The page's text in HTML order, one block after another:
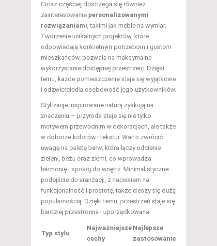
Coraz częściej dostrzega się również
zainteresowanie personalizowanymi
rozwiązaniami, takimi jak meble na wymiar.
Tworzenie unikalnych projektów, które
odpowiadają konkretnym potrzebom i gustom
mieszkańców, pozwala na maksymalne
wykorzystanie dostępnej przestrzeni. Dzięki
temu, każde pomieszczenie staje się wyjątkowe
i odzwierciedla osobowość jego użytkowników.
Stylizacje inspirowane naturą zyskują na
znaczeniu – przyroda staje się nie tylko
motywem przewodnim w dekoracjach, ale także
w doborze kolorów i tekstur. Warto zwrócić
uwagę na paletę barw, która łączy odcienie
zieleni, beżu oraz ziemi, co wprowadza
harmonię i spokój do wnętrz. Minimalistyczne
podejście do aranżacji, z naciskiem na
funkcjonalność i prostotę, także cieszy się dużą
popularnością. Dzięki temu, przestrzeń staje się
bardziej przestronna i uporządkowana.
Typ stylu
Najważniejsze
cechy
Najlepsze
zastosowanie